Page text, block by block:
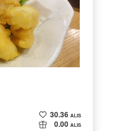
30.36 ALIS
0.00 ALIS